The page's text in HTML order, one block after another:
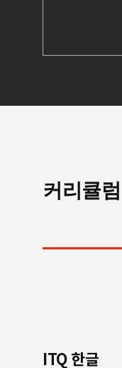
커리큘럼
ITQ 한글